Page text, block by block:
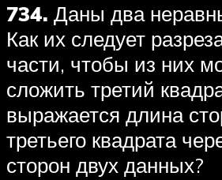
734. Даны два
Как их следует
части, чтобы из них
сложить третий
выражается длина
третьего квадрата
сторон двух данных?